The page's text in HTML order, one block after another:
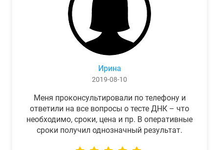
Ирина
2019-08-10
Меня проконсультировали по телефону и
ответили на все вопросы о тесте ДНК – что
необходимо, сроки, цена и пр. В оперативные
сроки получил однозначный результат.